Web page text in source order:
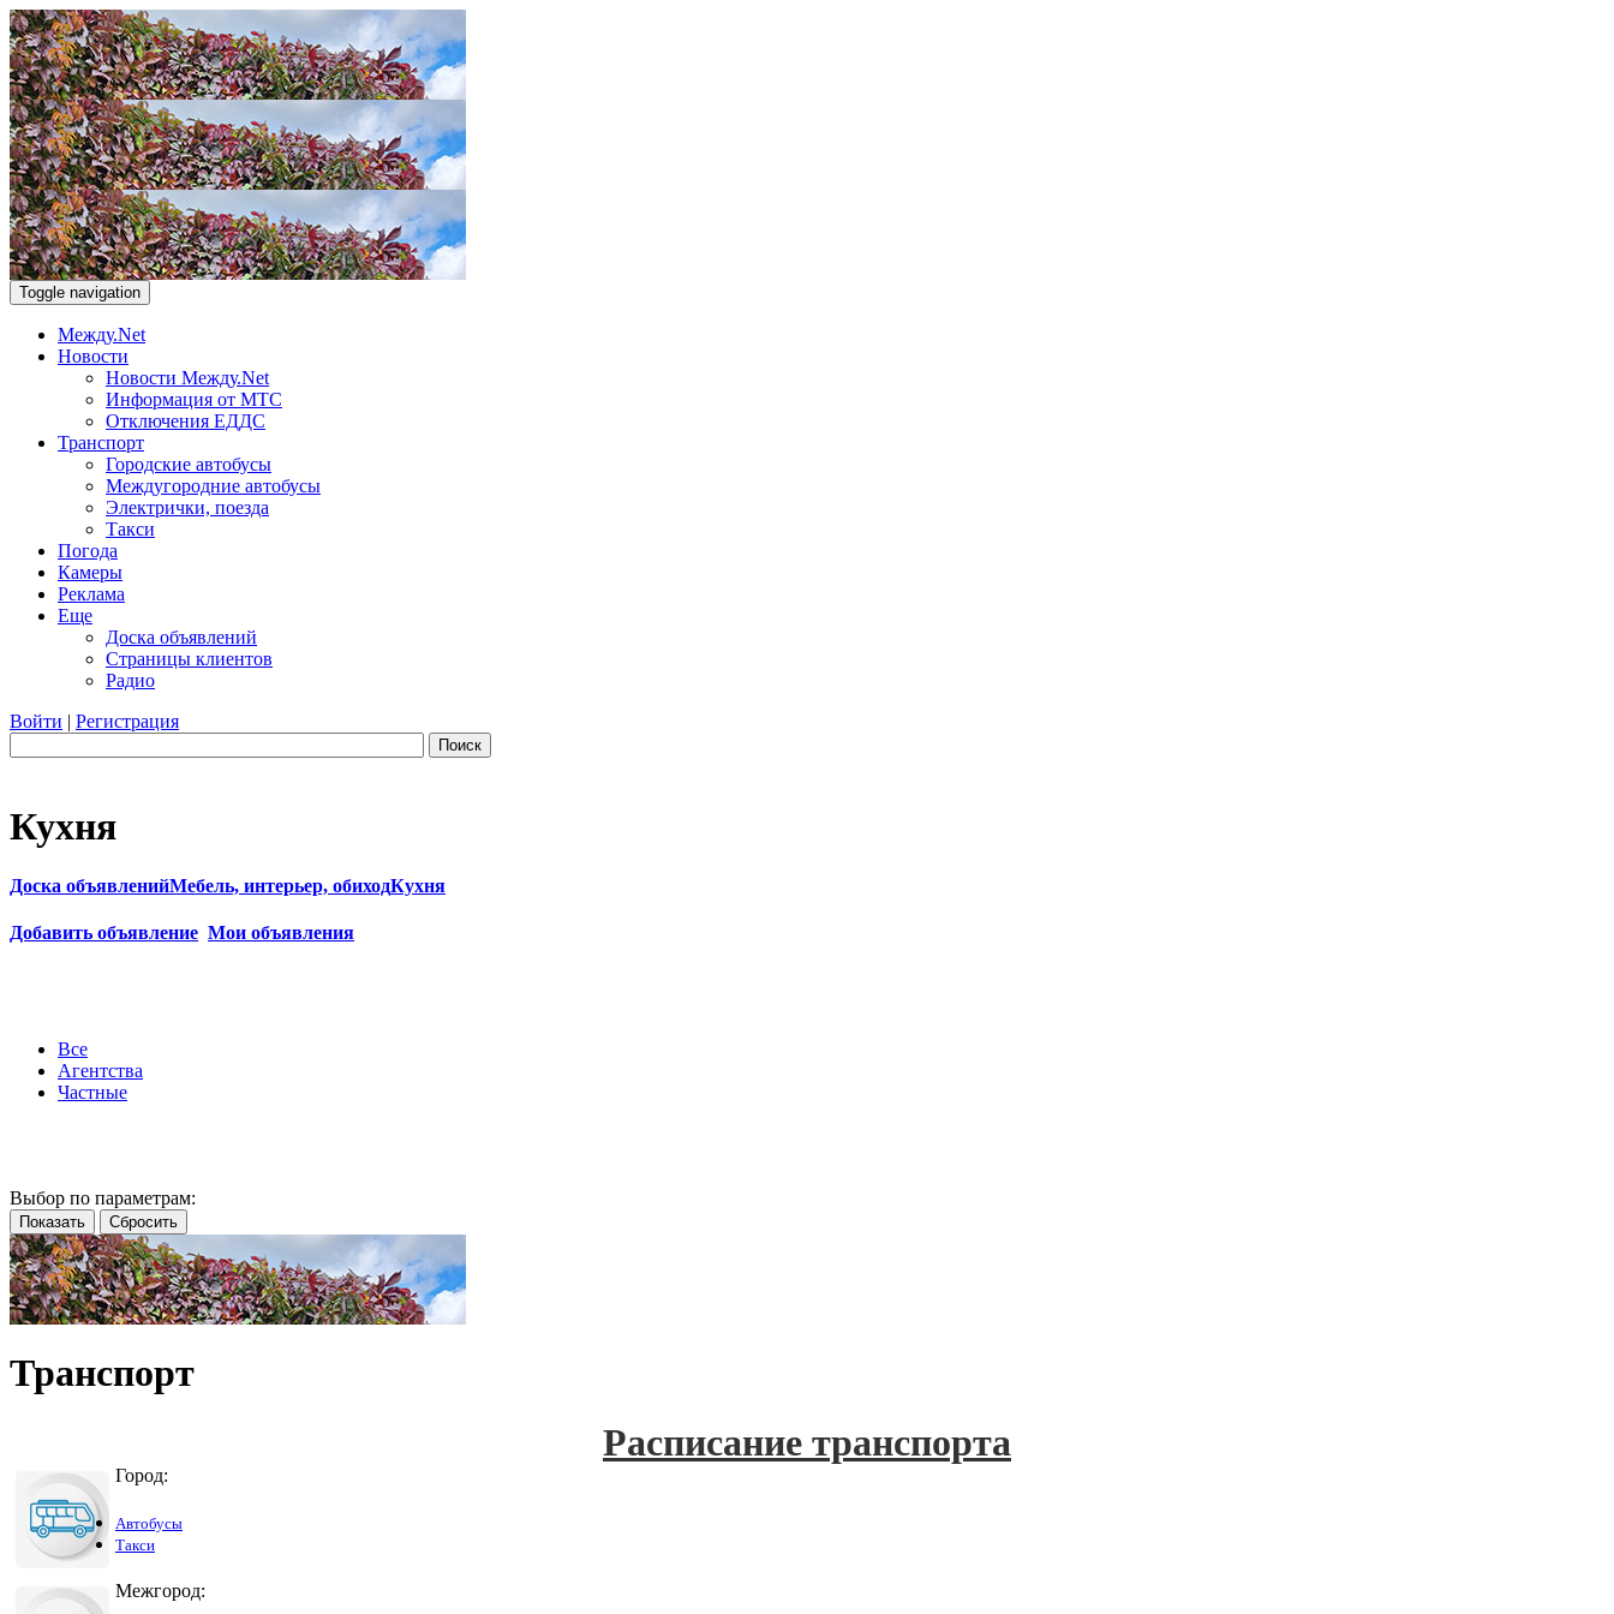
Toggle navigation
Между.Net
Новости
Новости Между.Net
Информация от МТС
Отключения ЕДДС
Транспорт
Городские автобусы
Междугородние автобусы
Электрички, поезда
Такси
Погода
Камеры
Реклама
Еще
Доска объявлений
Страницы клиентов
Радио
Войти | Регистрация
Поиск
Кухня
Доска объявленийМебель, интерьер, обиходКухня
Добавить объявление Мои объявления
Все
Агентства
Частные
Выбор по параметрам:
Транспорт
Расписание транспорта
Город:
Автобусы
Такси
Межгород: